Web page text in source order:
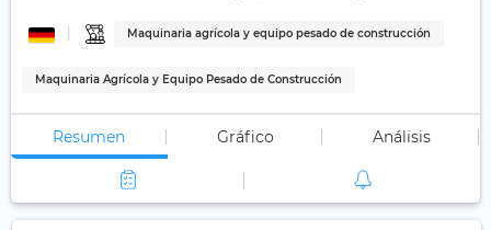
Maquinaria agrícola y equipo pesado de construcción
Maquinaria Agrícola y Equipo Pesado de Construcción
Resumen Gráfico Análisis